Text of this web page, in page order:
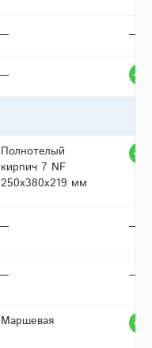
Полнотелый
кирпич 7 NF
250х380х219 мм
Маршевая